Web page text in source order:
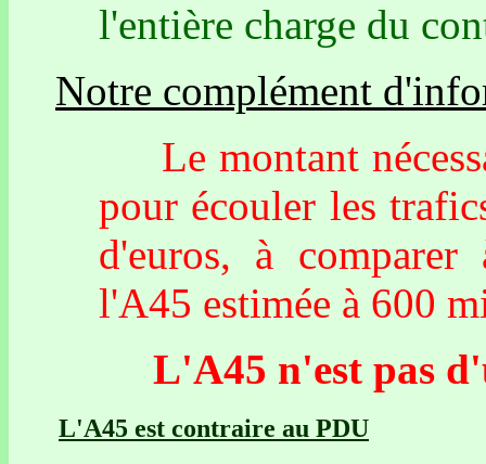
l'entière charge du
Notre complément
Le montant
pour écouler les
d'euros, à
l'A45 estimée à 600
L'A45 n'est pas
L'A45 est contraire au PDU